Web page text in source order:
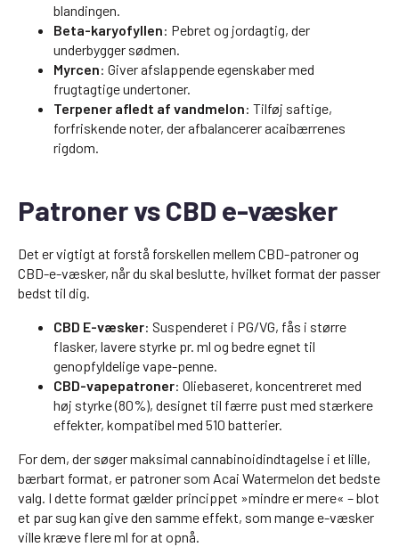
blandingen.
Beta-karyofyllen: Pebret og jordagtig, der
underbygger sødmen.
Myrcen: Giver afslappende egenskaber med
frugtagtige undertoner.
Terpener afledt af vandmelon: Tilføj saftige,
forfriskende noter, der afbalancerer acaibærrenes
rigdom.
Patroner vs CBD e-væsker
Det er vigtigt at forstå forskellen mellem CBD-patroner og
CBD-e-væsker, når du skal beslutte, hvilket format der passer
bedst til dig.
CBD E-væsker: Suspenderet i PG/VG, fås i større
flasker, lavere styrke pr. ml og bedre egnet til
genopfyldelige vape-penne.
CBD-vapepatroner: Oliebaseret, koncentreret med
høj styrke (80%), designet til færre pust med stærkere
effekter, kompatibel med 510 batterier.
For dem, der søger maksimal cannabinoidindtagelse i et lille,
bærbart format, er patroner som Acai Watermelon det bedste
valg. I dette format gælder princippet »mindre er mere« – blot
et par sug kan give den samme effekt, som mange e-væsker
ville kræve flere ml for at opnå.